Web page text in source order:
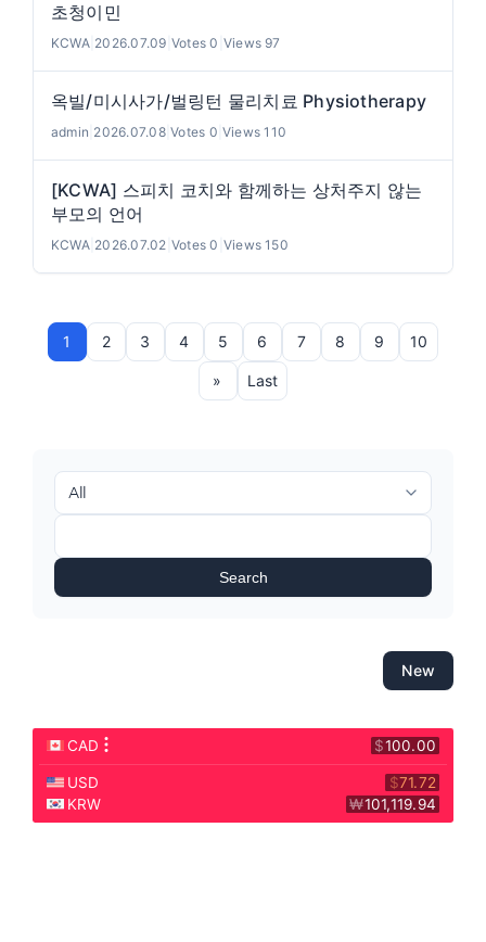
초청이민
KCWA| 2026.07.09 Votes 0 Views 97
옥빌/미시사가/벌링턴 물리치료 Physiotherapy
admin 2026.07.08|Votes 0 |Views 110
[KCWA] 스피치 코치와 함께하는 상처주지 않는
부모의 언어
KCWA| 2026.07.02 Votes 0 Views 150
1 2 3 4 5 6 7 8 9 10
» Last
Search
New